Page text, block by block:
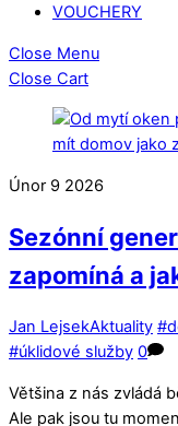
VOUCHERY
Close Menu
Close Cart
Únor 9 2026
Sezónní
zapomíná a
Jan LejsekAktuality
#úklidové služby 0
Většina z nás zvládá
Ale pak jsou tu